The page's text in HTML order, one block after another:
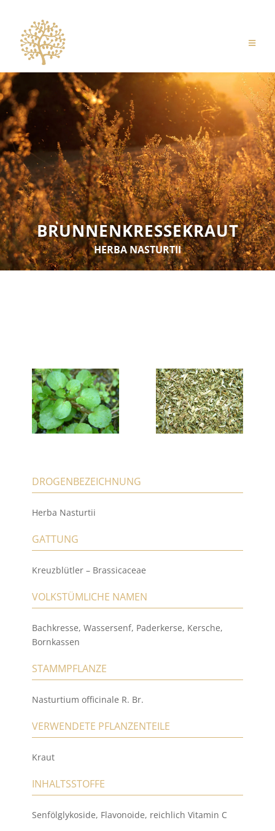
BRUNNENKRESSEKRAUT
HERBA NASTURTII
DROGENBEZEICHNUNG
Herba Nasturtii
GATTUNG
Kreuzblütler – Brassicaceae
VOLKSTÜMLICHE NAMEN
Bachkresse, Wassersenf, Paderkerse, Kersche,
Bornkassen
STAMMPFLANZE
Nasturtium officinale R. Br.
VERWENDETE PFLANZENTEILE
Kraut
INHALTSSTOFFE
Senfölglykoside, Flavonoide, reichlich Vitamin C